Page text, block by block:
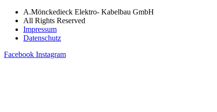
A.Mönckedieck Elektro- Kabelbau GmbH
All Rights Reserved
Impressum
Datenschutz
Facebook Instagram